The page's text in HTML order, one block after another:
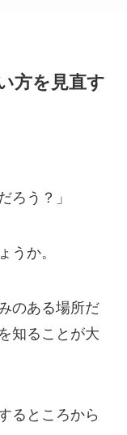
方を見直す
ろう？」
うか。
のある場所だ
知ることが大
るところから